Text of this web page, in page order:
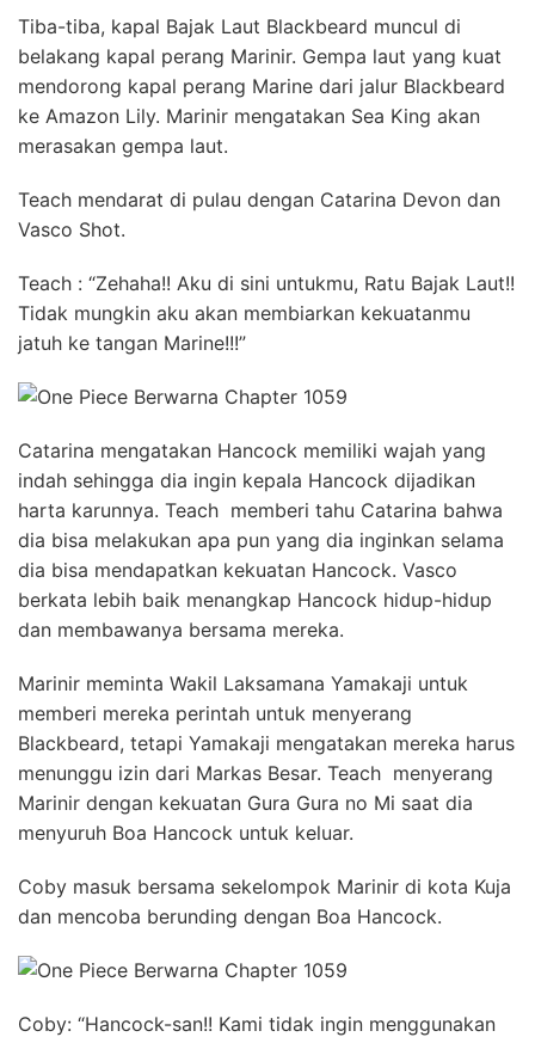
Tiba-tiba, kapal Bajak Laut Blackbeard muncul di
belakang kapal perang Marinir. Gempa laut yang kuat
mendorong kapal perang Marine dari jalur Blackbeard
ke Amazon Lily. Marinir mengatakan Sea King akan
merasakan gempa laut.
Teach mendarat di pulau dengan Catarina Devon dan
Vasco Shot.
Teach : “Zehaha!! Aku di sini untukmu, Ratu Bajak Laut!!
Tidak mungkin aku akan membiarkan kekuatanmu
jatuh ke tangan Marine!!!”
Catarina mengatakan Hancock memiliki wajah yang
indah sehingga dia ingin kepala Hancock dijadikan
harta karunnya. Teach memberi tahu Catarina bahwa
dia bisa melakukan apa pun yang dia inginkan selama
dia bisa mendapatkan kekuatan Hancock. Vasco
berkata lebih baik menangkap Hancock hidup-hidup
dan membawanya bersama mereka.
Marinir meminta Wakil Laksamana Yamakaji untuk
memberi mereka perintah untuk menyerang
Blackbeard, tetapi Yamakaji mengatakan mereka harus
menunggu izin dari Markas Besar. Teach menyerang
Marinir dengan kekuatan Gura Gura no Mi saat dia
menyuruh Boa Hancock untuk keluar.
Coby masuk bersama sekelompok Marinir di kota Kuja
dan mencoba berunding dengan Boa Hancock.
Coby: “Hancock-san!! Kami tidak ingin menggunakan